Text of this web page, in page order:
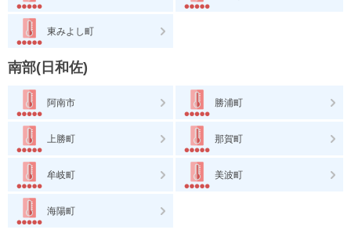
東みよし町
南部(日和佐)
阿南市 勝浦町
上勝町 那賀町
牟岐町 美波町
海陽町